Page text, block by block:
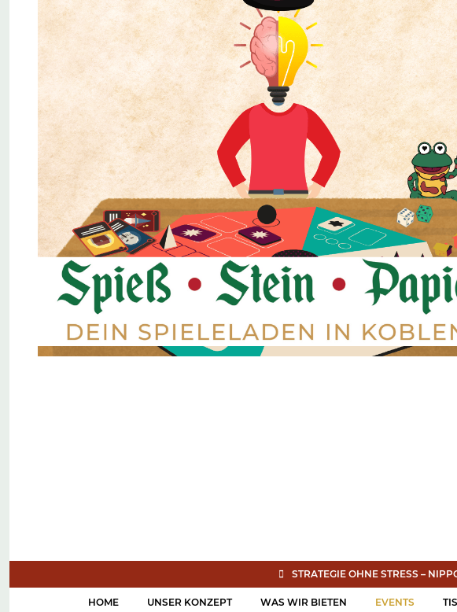
STRATEGIE OHNE STRESS –
HOME UNSER KONZEPT WAS WIR BIETEN EVENTS